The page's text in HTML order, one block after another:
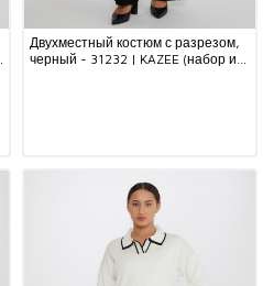
Двухместный костюм с разрезом,
черный - 31232 | KAZEE (набор из